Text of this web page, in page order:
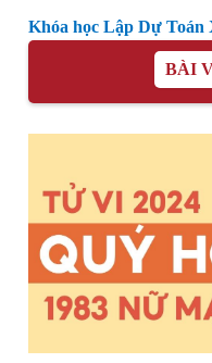
Khóa học Lập Dự Toán
BÀI